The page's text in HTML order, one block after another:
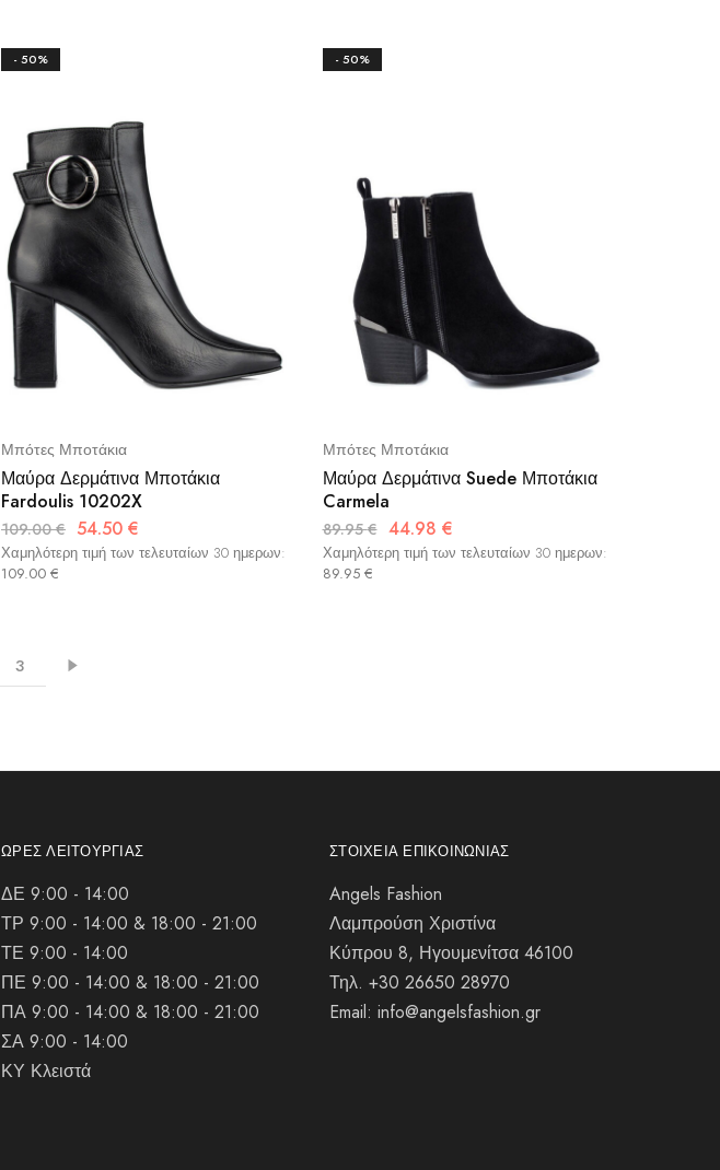
- 50%
Μπότες Μποτάκια
Μαύρα Δερμάτινα Μποτάκια
Fardoulis 10202X
109.00€ 54.50 €
Χαμηλότερη τιμή των τελευταίων 30 ημερων:
109.00 €
- 50%
Μπότες Μποτάκια
Μαύρα Δερμάτινα Suede Μποτάκια
Carmela
89.95€ 44.98 €
Χαμηλότερη τιμή των τελευταίων 30 ημερων:
89.95 €
3
ΏΡΕΣ ΛΕΙΤΟΥΡΓΊΑΣ
ΔΕ 9:00 - 14:00
ΤΡ 9:00 - 14:00 & 18:00 - 21:00
ΤΕ 9:00 - 14:00
ΠΕ 9:00 - 14:00 & 18:00 - 21:00
ΠΑ 9:00 - 14:00 & 18:00 - 21:00
ΣΑ 9:00 - 14:00
ΚΥ Κλειστά
ΣΤΟΙΧΕΊΑ ΕΠΙΚΟΙΝΩΝΊΑΣ
Angels Fashion
Λαμπρούση Χριστίνα
Κύπρου 8, Ηγουμενίτσα 46100
Τηλ. +30 26650 28970
Email: info@angelsfashion.gr